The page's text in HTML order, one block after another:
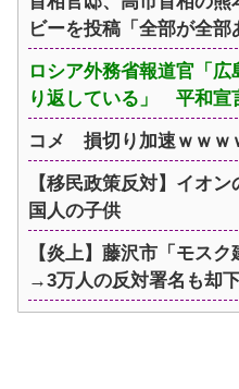
ビーを投稿「全部が全部
ロシア外務省報道官「
り返している」 平和宣
コメ 損切り加速ｗｗｗ
【移民政策反対】イオ
国人の子供
【炎上】藤沢市「モス
→3万人の反対署名も却